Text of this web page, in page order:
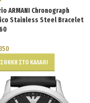
ARMANI Chronograph
Stainless Steel Bracelet
ΣΤΟ ΚΑΛΆΘΙ